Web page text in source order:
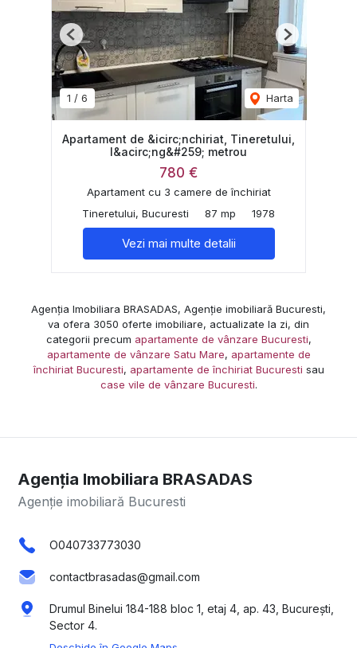
1 / 6 Harta
Previous Next
Apartament de &icirc;nchiriat, Tineretului,
l&acirc;ng&#259; metrou
780 €
Apartament cu 3 camere de închiriat
Tineretului, Bucuresti
87 mp 1978
Vezi mai multe detalii
Agenția Imobiliara BRASADAS, Agenție imobiliară Bucuresti,
va ofera 3050 oferte imobiliare, actualizate la zi, din
categorii precum apartamente de vânzare Bucuresti,
apartamente de vânzare Satu Mare, apartamente de
închiriat Bucuresti, apartamente de închiriat Bucuresti sau
case vile de vânzare Bucuresti.
Agenția Imobiliara BRASADAS
Agenție imobiliară Bucuresti
O040733773030
contactbrasadas@gmail.com
Drumul Binelui 184-188 bloc 1, etaj 4, ap. 43, București,
Sector 4.